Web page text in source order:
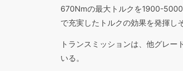
670Nmの最大トルクを1900-
で充実したトルクの効果を発揮し
トランスミッションは、他グレ
いる。